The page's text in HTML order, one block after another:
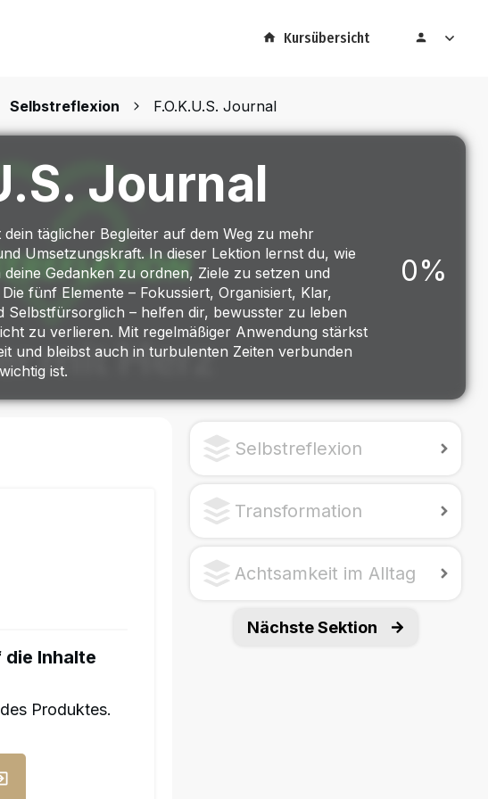
Kursübersicht
Selbstreflexion F.O.K.U.S. Journal
Journal
dein täglicher Begleiter auf dem Weg zu mehr
Umsetzungskraft. In dieser Lektion lernst du, wie
deine Gedanken zu ordnen, Ziele zu setzen und
fünf Elemente – Fokussiert, Organisiert, Klar,
Selbstfürsorglich – helfen dir, bewusster zu leben
zu verlieren. Mit regelmäßiger Anwendung stärkst
und bleibst auch in turbulenten Zeiten verbunden
ist.
0%
die Inhalte
Produktes.
Selbstreflexion
Transformation
Achtsamkeit im Alltag
Nächste Sektion